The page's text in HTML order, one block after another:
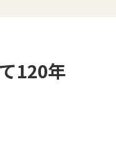
120年